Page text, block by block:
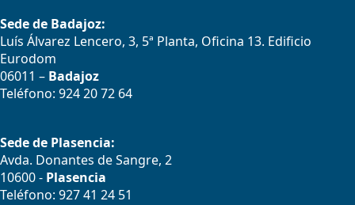
Sede de Badajoz:
Luís Álvarez Lencero, 3, 5ª Planta, Oficina 13. Edificio
Eurodom
06011 – Badajoz
Teléfono: 924 20 72 64
Sede de Plasencia:
Avda. Donantes de Sangre, 2
10600 - Plasencia
Teléfono: 927 41 24 51